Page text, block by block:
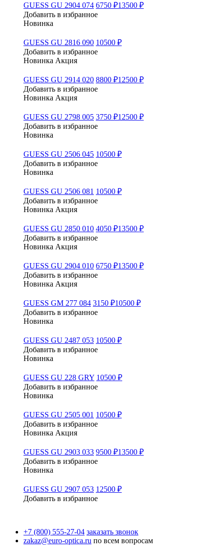
GUESS GU 2904 074 6750 ₽13500 ₽
Добавить в избранное
Новинка
GUESS GU 2816 090 10500 ₽
Добавить в избранное
Новинка Акция
GUESS GU 2914 020 8800 ₽12500 ₽
Добавить в избранное
Новинка Акция
GUESS GU 2798 005 3750 ₽12500 ₽
Добавить в избранное
Новинка
GUESS GU 2506 045 10500 ₽
Добавить в избранное
Новинка
GUESS GU 2506 081 10500 ₽
Добавить в избранное
Новинка Акция
GUESS GU 2850 010 4050 ₽13500 ₽
Добавить в избранное
Новинка Акция
GUESS GU 2904 010 6750 ₽13500 ₽
Добавить в избранное
Новинка Акция
GUESS GM 277 084 3150 ₽10500 ₽
Добавить в избранное
Новинка
GUESS GU 2487 053 10500 ₽
Добавить в избранное
Новинка
GUESS GU 228 GRY 10500 ₽
Добавить в избранное
Новинка
GUESS GU 2505 001 10500 ₽
Добавить в избранное
Новинка Акция
GUESS GU 2903 033 9500 ₽13500 ₽
Добавить в избранное
Новинка
GUESS GU 2907 053 12500 ₽
Добавить в избранное
+7 (800) 555-27-04 заказать звонок
zakaz@euro-optica.ru по всем вопросам